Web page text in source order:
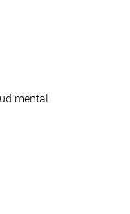
mental